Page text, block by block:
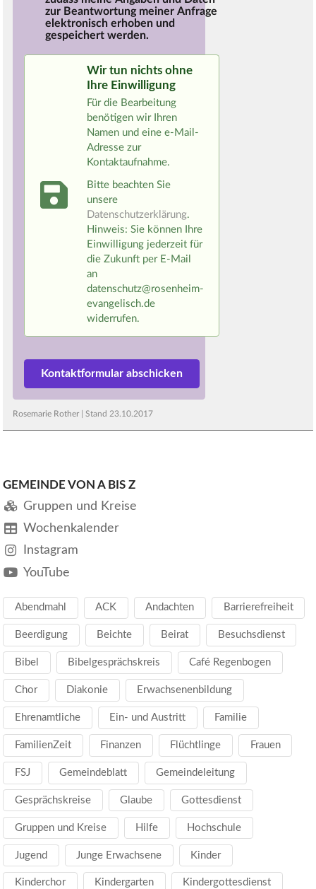
zur Beantwortung meiner Anfrage
elektronisch erhoben und
gespeichert werden.
Wir tun nichts ohne
Ihre Einwilligung
Für die Bearbeitung
benötigen wir Ihren
Namen und eine e-Mail-
Adresse zur
Kontaktaufnahme.
Bitte beachten Sie
unsere
Datenschutzerklärung.
Hinweis: Sie können Ihre
Einwilligung jederzeit für
die Zukunft per E-Mail
an
datenschutz@rosenheim-
evangelisch.de
widerrufen.
Rosemarie Rother | Stand 23.10.2017
GEMEINDE VON A BIS Z
Gruppen und Kreise
Wochenkalender
Instagram
YouTube
Abendmahl ACK Andachten Barrierefreiheit
Beerdigung Beichte Beirat Besuchsdienst
Bibel Bibelgesprächskreis Café Regenbogen
Chor Diakonie Erwachsenenbildung
Ehrenamtliche Ein- und Austritt Familie
FamilienZeit Finanzen Flüchtlinge Frauen
FSJ Gemeindeblatt Gemeindeleitung
Gesprächskreise Glaube Gottesdienst
Gruppen und Kreise Hilfe Hochschule
Jugend Junge Erwachsene Kinder
Kinderchor Kindergarten Kindergottesdienst